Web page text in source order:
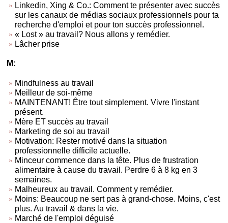
Linkedin, Xing & Co.: Comment te présenter avec succès
sur les canaux de médias sociaux professionnels pour ta
recherche d'emploi et pour ton succès professionnel.
« Lost » au travail? Nous allons y remédier.
Lâcher prise
M:
Mindfulness au travail
Meilleur de soi-même
MAINTENANT! Être tout simplement. Vivre l'instant
présent.
Mère ET succès au travail
Marketing de soi au travail
Motivation: Rester motivé dans la situation
professionnelle difficile actuelle.
Minceur commence dans la tête. Plus de frustration
alimentaire à cause du travail. Perdre 6 à 8 kg en 3
semaines.
Malheureux au travail. Comment y remédier.
Moins: Beaucoup ne sert pas à grand-chose. Moins, c'est
plus. Au travail & dans la vie.
Marché de l'emploi déguisé